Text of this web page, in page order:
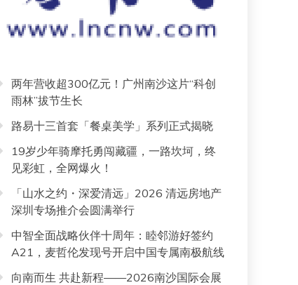
两年营收超300亿元！广州南沙这片“科创
雨林”拔节生长
路易十三首套「餐桌美学」系列正式揭晓
19岁少年骑摩托勇闯藏疆，一路坎坷，终
见彩虹，全网爆火！
「山水之约・深爱清远」2026 清远房地产
深圳专场推介会圆满举行
中智全面战略伙伴十周年：睦邻游好签约
A21，麦哲伦发现号开启中国专属南极航线
向南而生 共赴新程——2026南沙国际会展